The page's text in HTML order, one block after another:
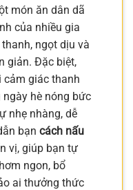
món ăn dân dã
của nhiều gia
ngọt dịu và
giản. Đặc biệt,
cảm giác thanh
hè nóng bức
nhẹ nhàng, dễ
bạn cách nấu
vị, giúp bạn tự
ngon, bổ
ai thưởng thức